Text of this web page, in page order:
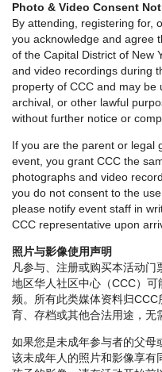
Photo & Video Consent
By attending, registering for,
you acknowledge and agree
of the Capital District of New
and video recordings during
property of CCC and may
archival, or other lawful
without further notice or
If you are the parent or legal
event, you grant CCC the
photographs and video
you do not consent to the
please notify event staff in
CCC representative upon
照片与影像使用声明
凡参与、注册或购买本活动
地区华人社区中心（CCC）
频。所有此类媒体资料归
育、存档或其他合法用途，无
如果您是未成年参与者的父母
该未成年人的照片和影像享有